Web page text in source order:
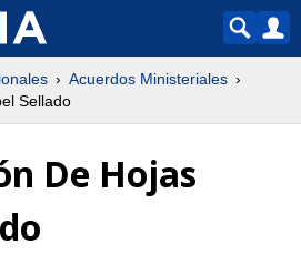
Acuerdos Ministeriales
Sellado
De Hojas